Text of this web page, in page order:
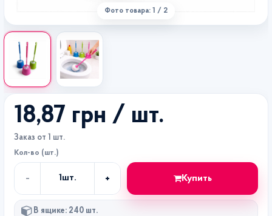
Фото товара: 1 / 2
18,87 грн / шт.
Заказ от 1 шт.
Кол-во (шт.)
-
во
1шт. + Купить
В ящике: 240 шт.